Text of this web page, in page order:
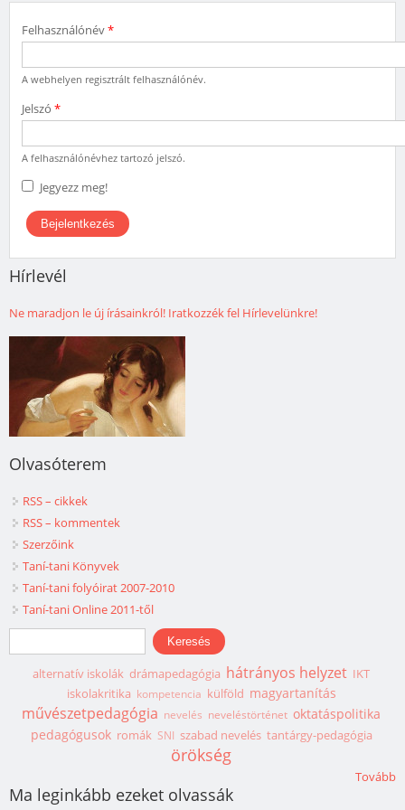
Felhasználónév*
A webhelyen regisztrált felhasználónév.
Jelszó *
A felhasználónévhez tartozó jelszó.
Jegyezz meg!
Hírlevél
Ne maradjon le új írásainkról! Iratkozzék fel Hírlevelünkre!
Olvasóterem
RSS – cikkek
RSS – kommentek
Szerzőink
Taní-tani Könyvek
Taní-tani folyóirat 2007-2010
Taní-tani Online 2011-től
Keresés űrlap
Keresés
alternatív iskolák drámapedagógia hátrányos helyzet IKT
iskolakritika kompetencia külföld magyartanítás
művészetpedagógia nevelés neveléstörténet oktatáspolitika
pedagógusok romák SNI szabad nevelés tantárgy-pedagógia
örökség
Tovább
Ma leginkább ezeket olvassák